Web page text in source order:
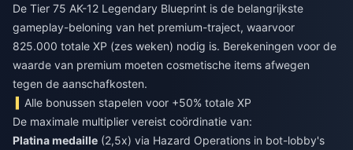
De Tier 75 AK-12 Legendary Blueprint is de belangrijkste
gameplay-beloning van het premium-traject, waarvoor
825.000 totale XP (zes weken) nodig is. Berekeningen voor de
waarde van premium moeten cosmetische items afwegen
tegen de aanschafkosten.
Alle bonussen stapelen voor +50% totale XP
De maximale multiplier vereist coördinatie van:
Platina medaille (2,5x) via Hazard Operations in bot-lobby's